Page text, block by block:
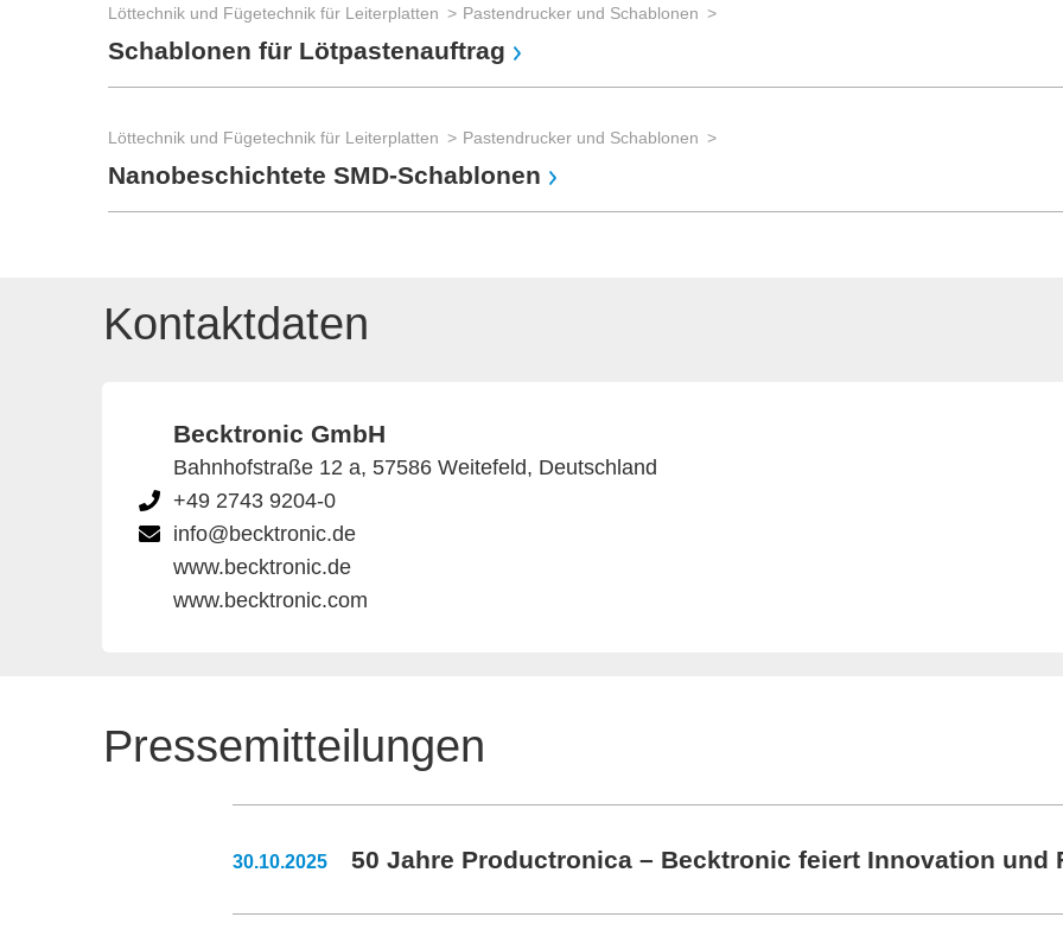
Löttechnik und Fügetechnik für Leiterplatten Pastendrucker und Schablonen
Schablonen für Lötpastenauftrag
Löttechnik und Fügetechnik für Leiterplatten Pastendrucker und Schablonen
Nanobeschichtete SMD-Schablonen
Kontaktdaten
Becktronic GmbH
Bahnhofstraße 12 a, 57586 Weitefeld, Deutschland
+49 2743 9204-0
info@becktronic.de
www.becktronic.de
www.becktronic.com
Pressemitteilungen
30.10.2025 50 Jahre Productronica – Becktronic feiert Innovation und